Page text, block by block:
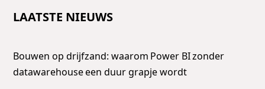
LAATSTE NIEUWS
Bouwen op drijfzand: waarom Power BI zonder
datawarehouse een duur grapje wordt